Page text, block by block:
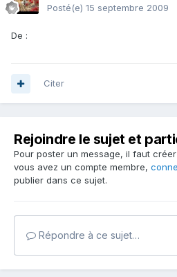
Posté(e) 15 septembre 2009
De :
Citer
Rejoindre le sujet et
Pour poster un message, il faut
vous avez un compte membre,
publier dans ce sujet.
Répondre à ce sujet…